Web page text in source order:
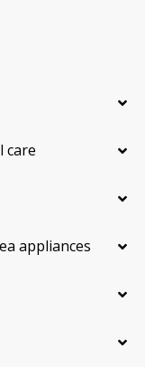
care
appliances